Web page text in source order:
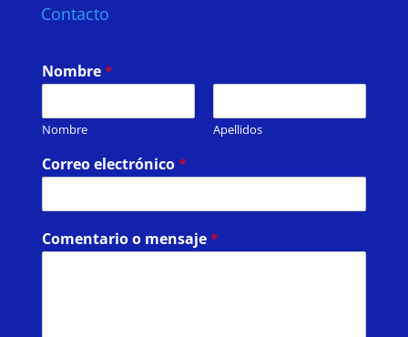
Contacto
Nombre*
Nombre Apellidos
Correo electrónico*
Comentario o mensaje*